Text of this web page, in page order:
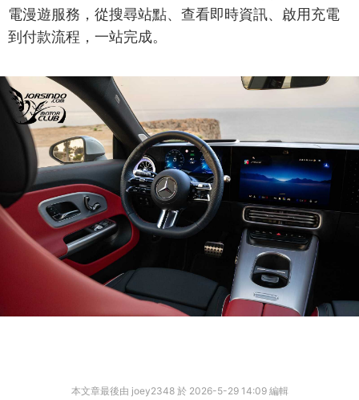
電漫遊服務，從搜尋站點、查看即時資訊、啟用充電
到付款流程，一站完成。
本文章最後由 joey2348 於 2026-5-29 14:09 編輯